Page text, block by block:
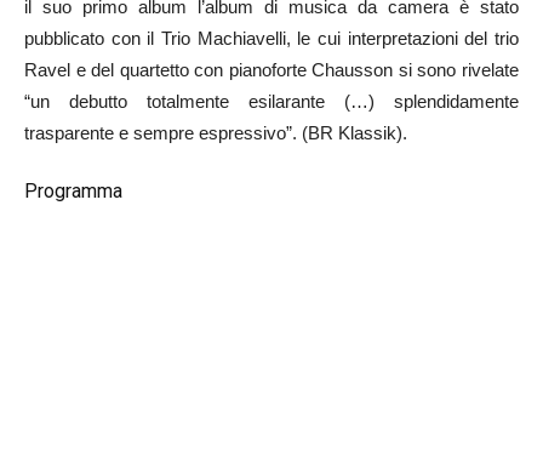
il suo primo album l’album di musica da camera è stato
pubblicato con il Trio Machiavelli, le cui interpretazioni del trio
Ravel e del quartetto con pianoforte Chausson si sono rivelate
“un debutto totalmente esilarante (…) splendidamente
trasparente e sempre espressivo”. (BR Klassik).
Programma